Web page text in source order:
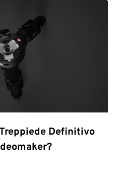
Definitivo